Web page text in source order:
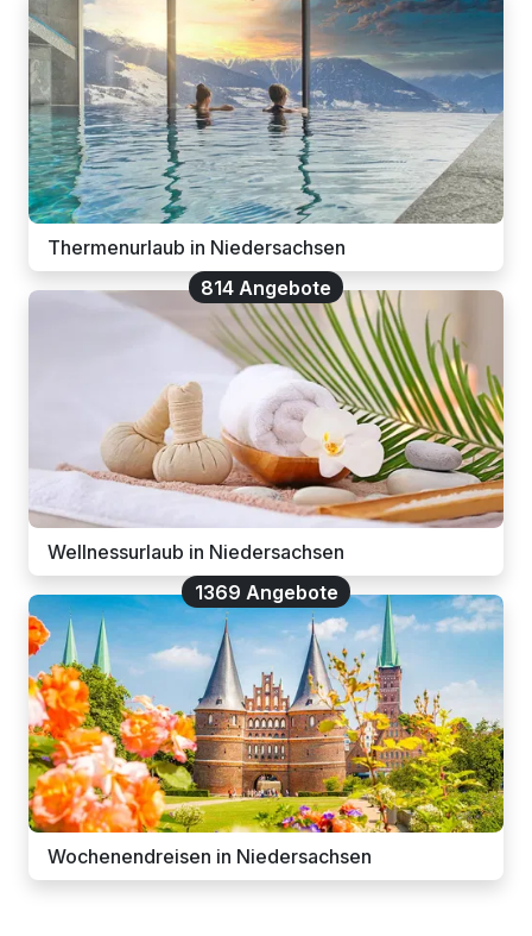
Thermenurlaub in Niedersachsen
814 Angebote
Wellnessurlaub in Niedersachsen
1369 Angebote
Wochenendreisen in Niedersachsen